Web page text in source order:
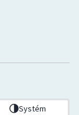
Systém